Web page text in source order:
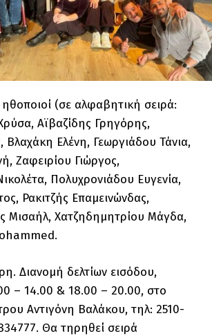
(σε αλφαβητική σειρά:
Αϊβαζίδης Γρηγόρης,
Βλαχάκη Ελένη, Γεωργιάδου Τάνια,
Ζαφειρίου Γιώργος,
Πολυχρονιάδου Ευγενία,
Ρακιτζής Επαμεινώνδας,
Μισαήλ, Χατζηδημητρίου Μάγδα,
Διανομή δελτίων εισόδου,
– 14.00 & 18.00 – 20.00, στο
Αντιγόνη Βαλάκου, τηλ: 2510-
Θα τηρηθεί σειρά